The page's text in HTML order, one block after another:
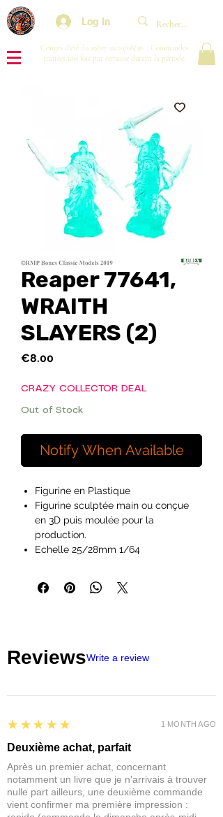
Log In
Congés d'été du 29/07 au 10/08/26 : Commandes
traitées une fois par semaine durant la période.
Reaper 77641,
WRAITH
SLAYERS (2)
€8.00
CRAZY COLLECTOR DEAL
Out of Stock
Notify When Available
Figurine en Plastique
Figurine sculptée main ou conçue
en 3D puis moulée pour la
production.
Echelle 25/28mm 1/64
exérimentés et les hobyistes.
Figurines vendues non peintes et
parfaites pour les jeux de rôles et de
plateaux du type Pathfinder,
Age, Castles and Crusades,
Worlds, Ranger Of The Shadow
Deep...
IMPORTANT : Nos figurines ne sont
pas des jouets et ne conviennent
pas à un enfant de moins de 14 ans.
ReviewsWrite a review
5
★★★★★
Deuxième achat, parfait
Après un premier achat, concernant
notamment un livre que je n'arrivais à trouver
nulle part ailleurs, une deuxième commande
vient confirmer ma première impression :
1 MONTH AGO